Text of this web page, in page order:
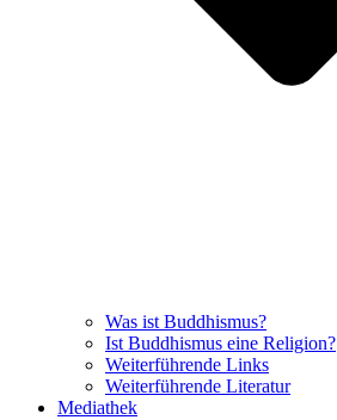
Was ist Buddhismus?
Ist Buddhismus eine Religion?
Weiterführende Links
Weiterführende Literatur
Mediathek